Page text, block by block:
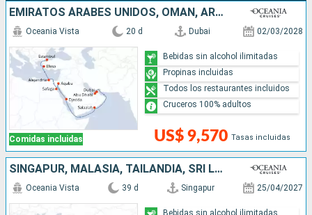
EMIRATOS ÁRABES UNIDOS, OMAN, ARABIA SAUDÍ, JORDANIA, EGIPTO, TURQUÍA
Comidas incluidas
Oceania Vista 20 d Dubai 02/03/2028
US$ 9,570 Tasas incluidas
Bebidas sin alcohol ilimitadas
Propinas incluidas
Todos los restaurantes incluidos
Cruceros 100% adultos
SINGAPUR, MALASIA, TAILANDIA, SRI LANKA, MALDIVAS, INDIA, EMIRATOS ÁRABES UNIDOS, QATAR, OMAN, ARABIA SAUDÍ, EGIPTO, JORDANIA, CHIPRE, TURQUÍA, GRECIA
Oceania Vista 39 d Singapur 25/04/2027
Bebidas sin alcohol ilimitadas